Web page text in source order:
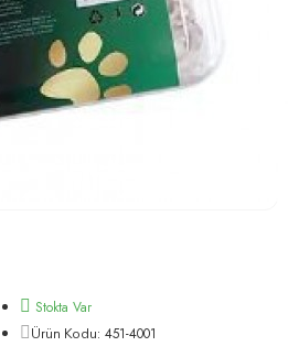
Stokta Var
Ürün Kodu: 451-4001